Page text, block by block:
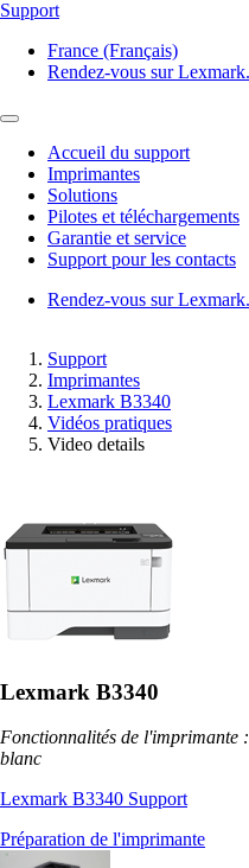
Support
France (Français)
Rendez-vous sur
Accueil du support
Imprimantes
Solutions
Pilotes et téléchargements
Garantie et service
Support pour les contacts
Rendez-vous sur
Support
Imprimantes
Lexmark B3340
Vidéos pratiques
Video details
Lexmark B3340
Fonctionnalités de l'imprimante
blanc
Lexmark B3340 Support
Préparation de l'imprimante